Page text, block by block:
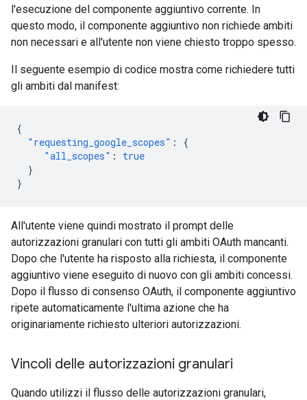
l'esecuzione del componente aggiuntivo corrente. In
questo modo, il componente aggiuntivo non richiede ambiti
non necessari e all'utente non viene chiesto troppo spesso.
Il seguente esempio di codice mostra come richiedere tutti
gli ambiti dal manifest:
{
"requesting_google_scopes" :
{
"all_scopes" :
true
}
}
All'utente viene quindi mostrato il prompt delle
autorizzazioni granulari con tutti gli ambiti OAuth mancanti.
Dopo che l'utente ha risposto alla richiesta, il componente
aggiuntivo viene eseguito di nuovo con gli ambiti concessi.
Dopo il flusso di consenso OAuth, il componente aggiuntivo
ripete automaticamente l'ultima azione che ha
originariamente richiesto ulteriori autorizzazioni.
Vincoli delle autorizzazioni granulari
Quando utilizzi il flusso delle autorizzazioni granulari,